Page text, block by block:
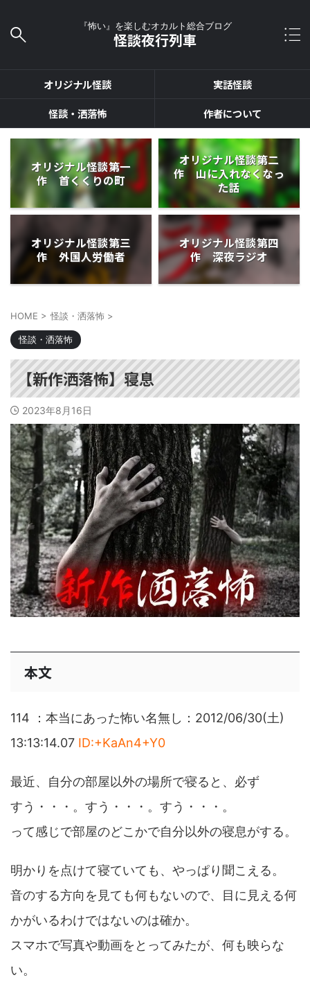
『怖い』を楽しむオカルト総合ブログ
怪談夜行列車
オリジナル怪談
実話怪談
怪談・洒落怖
作者について
オリジナル怪談第一
作 首くくりの町
オリジナル怪談第二
作 山に入れなくなっ
た話
オリジナル怪談第三
作 外国人労働者
オリジナル怪談第四
作 深夜ラジオ
HOME > 怪談・洒落怖 >
怪談・洒落怖
【新作洒落怖】寝息
2023年8月16日
本文
114 ：本当にあった怖い名無し：2012/06/30(土)
13:13:14.07 ID:+KaAn4+Y0
最近、自分の部屋以外の場所で寝ると、必ず
すう・・・。すう・・・。すう・・・。
って感じで部屋のどこかで自分以外の寝息がする。
明かりを点けて寝ていても、やっぱり聞こえる。
音のする方向を見ても何もないので、目に見える何
かがいるわけではないのは確か。
スマホで写真や動画をとってみたが、何も映らな
い。